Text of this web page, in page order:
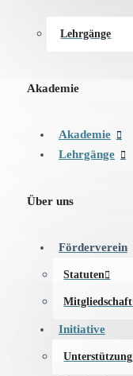
Lehrgänge
Akademie
Akademie
Lehrgänge
Über uns
Förderverein
Statuten
Mitgliedschaft
Initiative
Unterstützung